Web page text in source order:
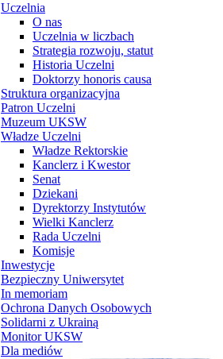
Uczelnia
O nas
Uczelnia w liczbach
Strategia rozwoju, statut
Historia Uczelni
Doktorzy honoris causa
Struktura organizacyjna
Patron Uczelni
Muzeum UKSW
Władze Uczelni
Władze Rektorskie
Kanclerz i Kwestor
Senat
Dziekani
Dyrektorzy Instytutów
Wielki Kanclerz
Rada Uczelni
Komisje
Inwestycje
Bezpieczny Uniwersytet
In memoriam
Ochrona Danych Osobowych
Solidarni z Ukrainą
Monitor UKSW
Dla mediów